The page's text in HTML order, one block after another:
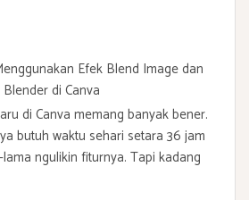
Efek Blend Image dan
di Canva
di Canva memang banyak bener.
butuh waktu sehari setara 36 jam
ngulikin fiturnya. Tapi kadang